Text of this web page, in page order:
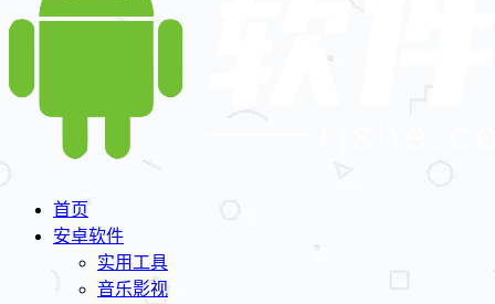
首页
安卓软件
实用工具
音乐影视